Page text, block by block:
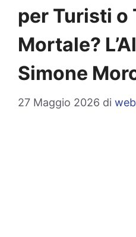
per Turisti o
Mortale?
Simone
27 Maggio 2026 di